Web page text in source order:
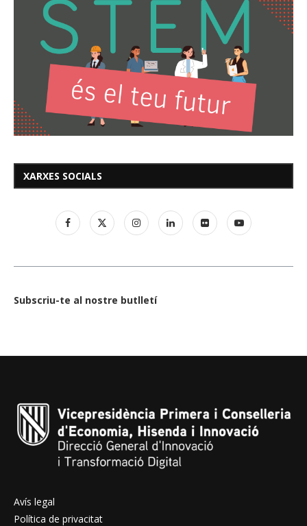
XARXES SOCIALS
Subscriu-te al nostre butlletí
Avís legal
Política de privacitat